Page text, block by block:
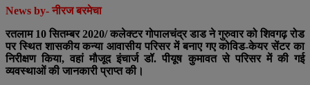
News by- नीरज बरमेचा
रतलाम 10 सितम्बर 2020/ कलेक्टर गोपालचंद्र डाड ने गुरुवार को शिवगढ़ रोड
पर स्थित शासकीय कन्या आवासीय परिसर में बनाए गए कोविड-केयर सेंटर का
निरीक्षण किया, वहां मौजूद इंचार्ज डॉ. पीयूष कुमावत से परिसर में की गई
व्यवस्थाओं की जानकारी प्राप्त की।